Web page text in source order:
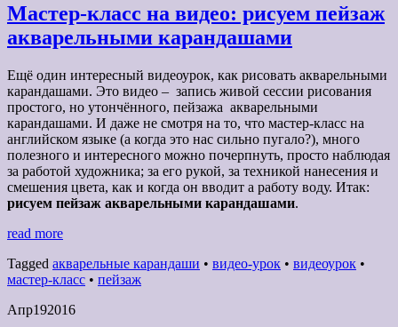
Мастер-класс на видео: рисуем пейзаж
акварельными карандашами
Ещё один интересный видеоурок, как рисовать акварельными
карандашами. Это видео – запись живой сессии рисования
простого, но утончённого, пейзажа акварельными
карандашами. И даже не смотря на то, что мастер-класс на
английском языке (а когда это нас сильно пугало?), много
полезного и интересного можно почерпнуть, просто наблюдая
за работой художника; за его рукой, за техникой нанесения и
смешения цвета, как и когда он вводит а работу воду. Итак:
рисуем пейзаж акварельными карандашами.
read more
Tagged акварельные карандаши • видео-урок • видеоурок •
мастер-класс • пейзаж
Апр192016